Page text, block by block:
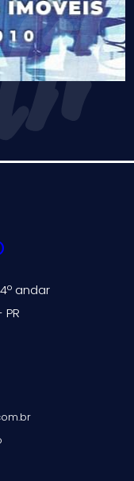
andar